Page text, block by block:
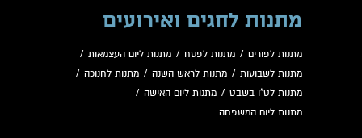
מתנות לחגים ואירועים
מתנות לפורים / מתנות לפסח / מתנות ליום העצמאות /
מתנות לשבועות / מתנות לראש השנה / מתנות לחנוכה /
מתנות לט"ו בשבט / מתנות ליום האישה /
מתנות ליום המשפחה